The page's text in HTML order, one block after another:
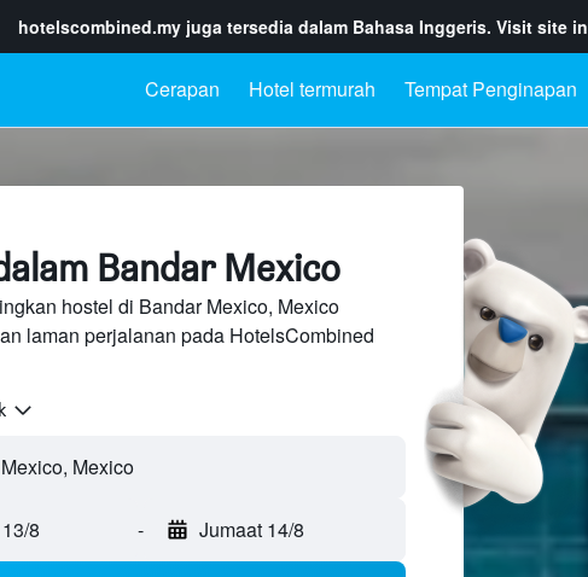
hotelscombined.my juga tersedia dalam Bahasa Inggeris. Visit site in
Cerapan Hotel termurah Tempat Penginapan
Bandar Mexico
hostel di Bandar Mexico, Mexico
laman perjalanan pada HotelsCombined
8 - Jumaat 14/8